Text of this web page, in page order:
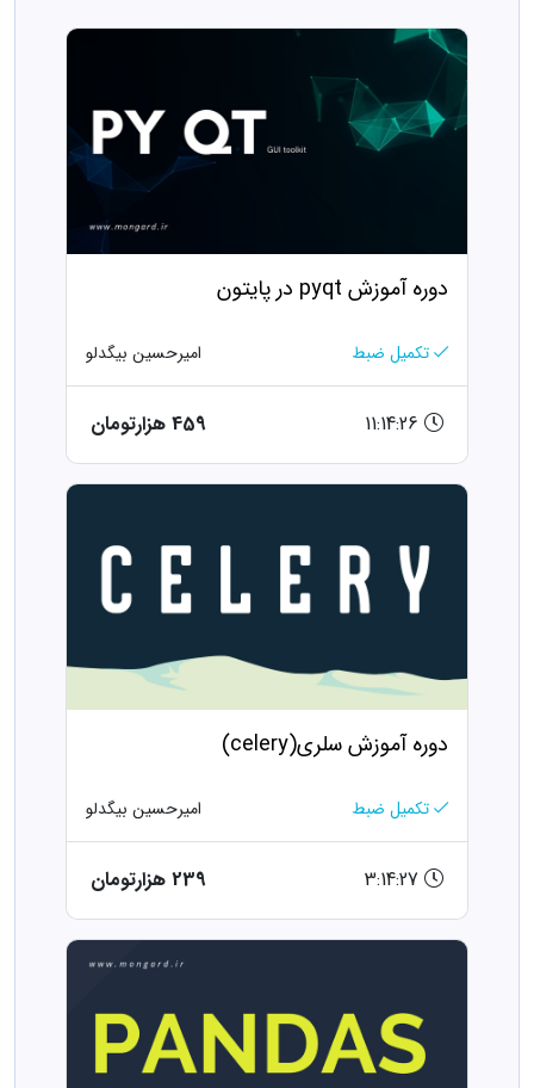
دوره آموزش pyqt در پایتون
تکمیل ضبط امیرحسین بیگدلو
459 هزارتومان
دوره آموزش سلری(celery)
تکمیل ضبط امیرحسین بیگدلو
239 هزارتومان